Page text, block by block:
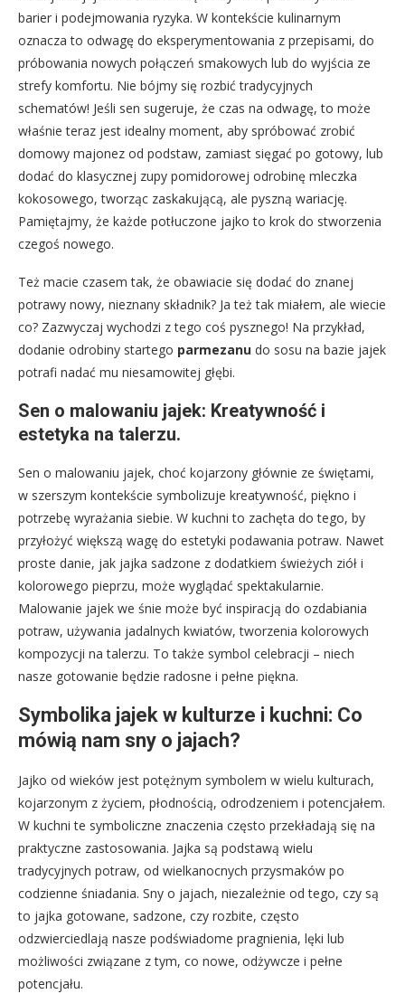
barier i podejmowania ryzyka. W kontekście kulinarnym
oznacza to odwagę do eksperymentowania z przepisami, do
próbowania nowych połączeń smakowych lub do wyjścia ze
strefy komfortu. Nie bójmy się rozbić tradycyjnych
schematów! Jeśli sen sugeruje, że czas na odwagę, to może
właśnie teraz jest idealny moment, aby spróbować zrobić
domowy majonez od podstaw, zamiast sięgać po gotowy, lub
dodać do klasycznej zupy pomidorowej odrobinę mleczka
kokosowego, tworząc zaskakującą, ale pyszną wariację.
Pamiętajmy, że każde potłuczone jajko to krok do stworzenia
czegoś nowego.
Też macie czasem tak, że obawiacie się dodać do znanej
potrawy nowy, nieznany składnik? Ja też tak miałem, ale wiecie
co? Zazwyczaj wychodzi z tego coś pysznego! Na przykład,
dodanie odrobiny startego parmezanu do sosu na bazie jajek
potrafi nadać mu niesamowitej głębi.
Sen o malowaniu jajek: Kreatywność i
estetyka na talerzu.
Sen o malowaniu jajek, choć kojarzony głównie ze świętami,
w szerszym kontekście symbolizuje kreatywność, piękno i
potrzebę wyrażania siebie. W kuchni to zachęta do tego, by
przyłożyć większą wagę do estetyki podawania potraw. Nawet
proste danie, jak jajka sadzone z dodatkiem świeżych ziół i
kolorowego pieprzu, może wyglądać spektakularnie.
Malowanie jajek we śnie może być inspiracją do ozdabiania
potraw, używania jadalnych kwiatów, tworzenia kolorowych
kompozycji na talerzu. To także symbol celebracji – niech
nasze gotowanie będzie radosne i pełne piękna.
Symbolika jajek w kulturze i kuchni: Co
mówią nam sny o jajach?
Jajko od wieków jest potężnym symbolem w wielu kulturach,
kojarzonym z życiem, płodnością, odrodzeniem i potencjałem.
W kuchni te symboliczne znaczenia często przekładają się na
praktyczne zastosowania. Jajka są podstawą wielu
tradycyjnych potraw, od wielkanocnych przysmaków po
codzienne śniadania. Sny o jajach, niezależnie od tego, czy są
to jajka gotowane, sadzone, czy rozbite, często
odzwierciedlają nasze podświadome pragnienia, lęki lub
możliwości związane z tym, co nowe, odżywcze i pełne
potencjału.